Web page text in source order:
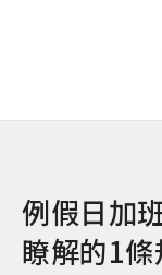
例假日加
瞭解的1條